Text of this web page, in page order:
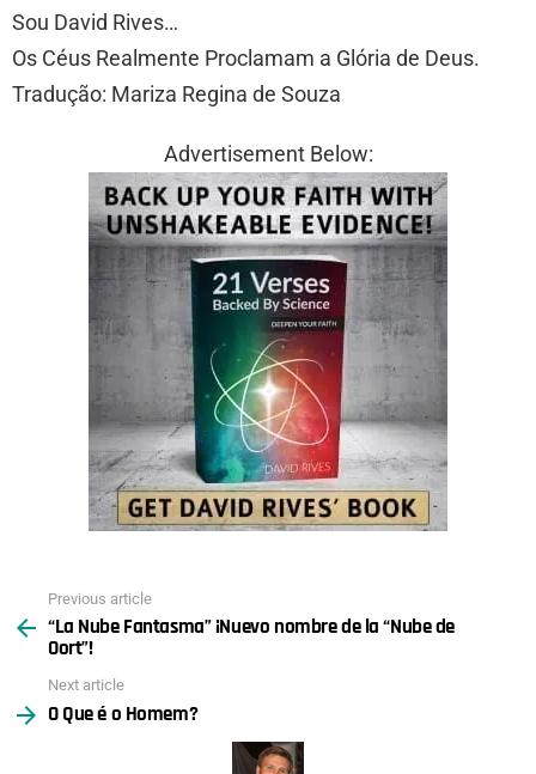
Sou David Rives…
Os Céus Realmente Proclamam a Glória de Deus.
Tradução: Mariza Regina de Souza
Advertisement Below:
more
Previous article
“La Nube Fantasma” ¡Nuevo nombre de la “Nube de
Oort”!
Next article
O Que é o Homem?